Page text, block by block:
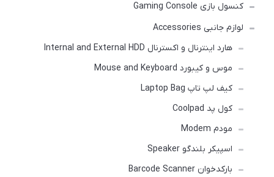
کنسول بازی Gaming Console
لوازم جانبی Accessories
هارد اینترنال و اکسترنال Internal and External HDD
موس و کیبورد Mouse and Keyboard
کیف لپ تاپ Laptop Bag
کول پد Coolpad
مودم Modem
اسپیکر بلندگو Speaker
بارکدخوان Barcode Scanner